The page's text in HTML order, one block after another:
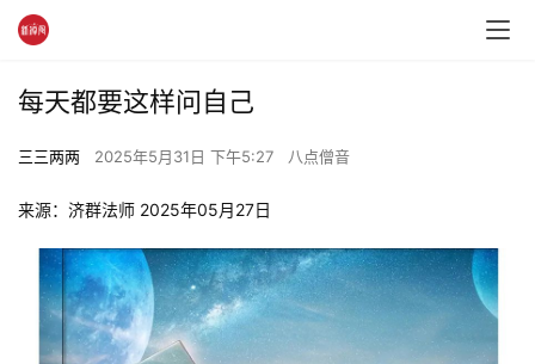
每天都要这样问自己
三三两两 2025年5月31日 下午5:27 八点僧音
来源：济群法师 2025年05月27日